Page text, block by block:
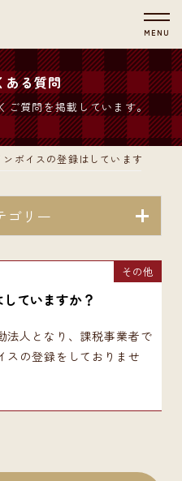
MENU
ある質問
ご質問を掲載しています。
ンボイスの登録はしていますか？
ゴリー
その他
ていますか？
法人となり、課税事業者で
スの登録をしておりませ